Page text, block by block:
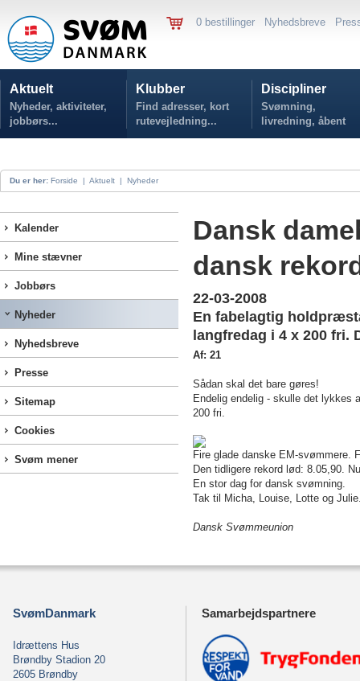
0 bestillinger Nyhedsbreve
Aktuelt
Nyheder, aktiviteter,
jobbørs...
Klubber
Find adresser, kort
rutevejledning...
Discipliner
Svømning,
livredning, åbent
vand...
Du er her: Forside | Aktuelt | Nyheder
Kalender
Mine stævner
Jobbørs
Nyheder
Nyhedsbreve
Presse
Sitemap
Cookies
Svøm mener
Dansk
dansk
22-03-2008
En fabelagtig
langfredag i 4 x 200 fri.
Af: 21
Sådan skal det bare gøres!
Endelig endelig - skulle det lykkes
200 fri.
Fire glade danske EM-svømmere.
Den tidligere rekord lød: 8.05,90.
En stor dag for dansk svømning.
Tak til Micha, Louise, Lotte og
Dansk Svømmeunion
SvømDanmark
Idrættens Hus
Brøndby Stadion 20
2605 Brøndby
Samarbejdspartnere